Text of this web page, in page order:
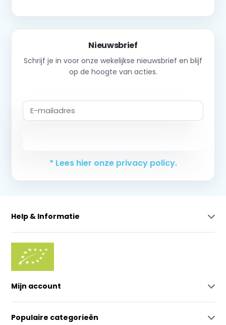
Nieuwsbrief
Schrijf je in voor onze wekelijkse nieuwsbrief en blijf
op de hoogte van acties.
* Lees hier onze privacy policy.
Help & Informatie
Mijn account
Populaire categorieën